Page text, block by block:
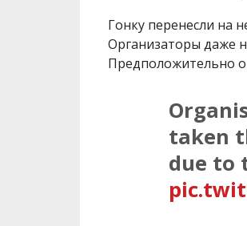
Гонку перенесли на
Организаторы даже
Предположительно
taken
due to